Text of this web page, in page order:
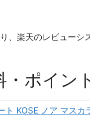
、楽天のレビューシ
ポイン
ト KOSE ノア マス